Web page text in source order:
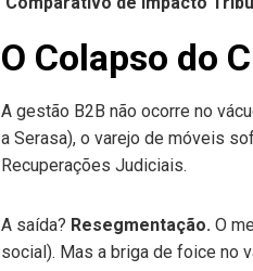
O Colapso do
A gestão B2B não ocorre no
a Serasa), o varejo de móveis
Recuperações Judiciais.
A saída? Resegmentação. O
social). Mas a briga de foice no